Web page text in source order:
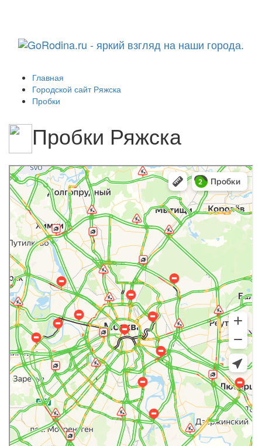
Главная
Городской сайт Ряжска
Пробки
Пробки Ряжска